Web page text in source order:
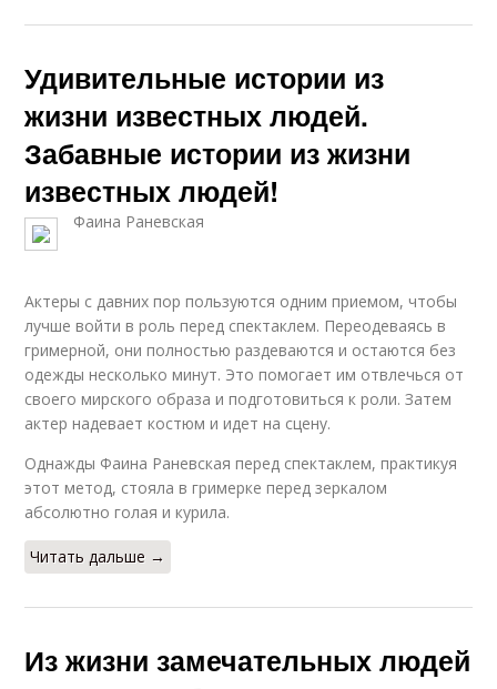
Удивительные истории из
жизни известных людей.
Забавные истории из жизни
известных людей!
Фаина Раневская
Актеры с давних пор пользуются одним приемом, чтобы
лучше войти в роль перед спектаклем. Переодеваясь в
гримерной, они полностью раздеваются и остаются без
одежды несколько минут. Это помогает им отвлечься от
своего мирского образа и подготовиться к роли. Затем
актер надевает костюм и идет на сцену.
Однажды Фаина Раневская перед спектаклем, практикуя
этот метод, стояла в гримерке перед зеркалом
абсолютно голая и курила.
Читать дальше →
Из жизни замечательных людей